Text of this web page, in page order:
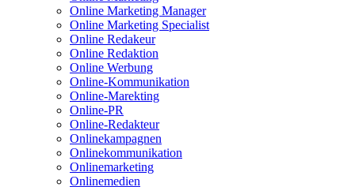
Online Marketing Manager
Online Marketing Specialist
Online Redakeur
Online Redaktion
Online Werbung
Online-Kommunikation
Online-Marekting
Online-PR
Online-Redakteur
Onlinekampagnen
Onlinekommunikation
Onlinemarketing
Onlinemedien